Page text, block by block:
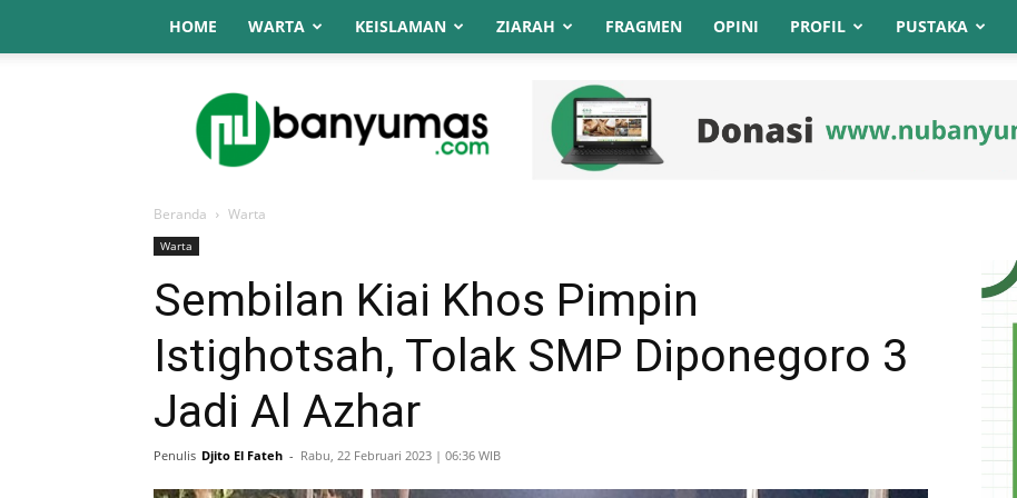
HOME WARTA KEISLAMAN ZIARAH FRAGMEN OPINI PROFIL PUSTAKA
NU
Online
Banyumas
Beranda Warta
Warta
Sembilan Kiai Khos Pimpin
Istighotsah, Tolak SMP Diponegoro 3
Jadi Al Azhar
Penulis Djito El Fateh - Rabu, 22 Februari 2023 | 06:36 WIB